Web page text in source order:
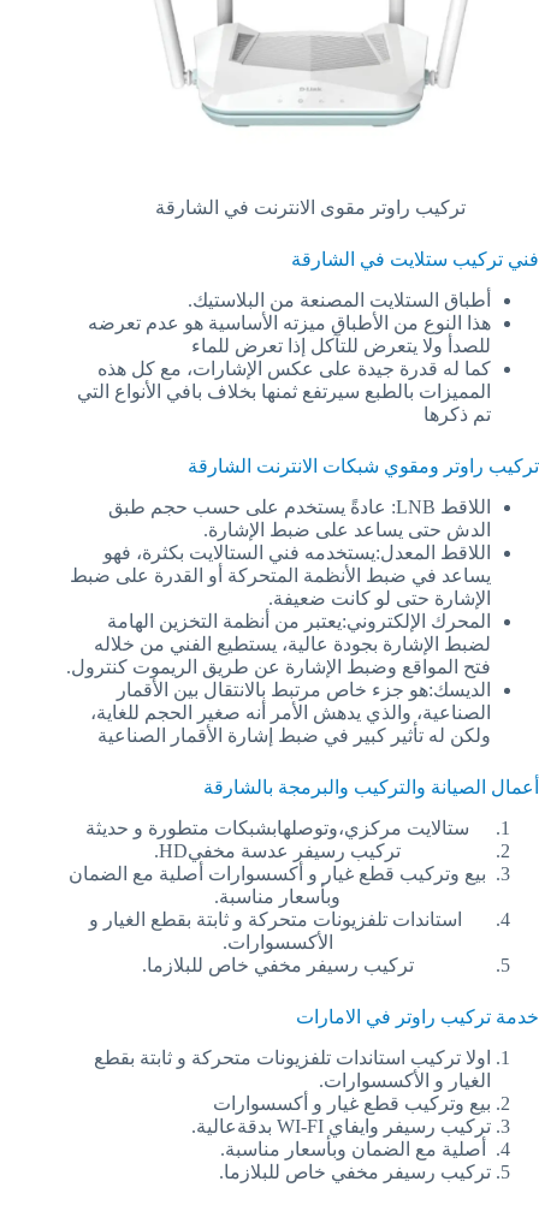
تركيب راوتر مقوى الانترنت في الشارقة
فني تركيب ستلايت في الشارقة
أطباق الستلايت المصنعة من البلاستيك.
هذا النوع من الأطباق ميزته الأساسية هو عدم تعرضه
للصدأ ولا يتعرض للتآكل إذا تعرض للماء
كما له قدرة جيدة على عكس الإشارات، مع كل هذه
المميزات بالطبع سيرتفع ثمنها بخلاف بافي الأنواع التي
تم ذكرها
تركيب راوتر ومقوي شبكات الانترنت الشارقة
اللاقط LNB: عادةً يستخدم على حسب حجم طبق
الدش حتى يساعد على ضبط الإشارة.
اللاقط المعدل:يستخدمه فني الستالايت بكثرة، فهو
يساعد في ضبط الأنظمة المتحركة أو القدرة على ضبط
الإشارة حتى لو كانت ضعيفة.
المحرك الإلكتروني:يعتبر من أنظمة التخزين الهامة
لضبط الإشارة بجودة عالية، يستطيع الفني من خلاله
فتح المواقع وضبط الإشارة عن طريق الريموت كنترول.
الديسك:هو جزء خاص مرتبط بالانتقال بين الأقمار
الصناعية، والذي يدهش الأمر أنه صغير الحجم للغاية،
ولكن له تأثير كبير في ضبط إشارة الأقمار الصناعية
أعمال الصيانة والتركيب والبرمجة بالشارقة
ستالايت مركزي،وتوصلهابشبكات متطورة و حديثة
تركيب رسيفر عدسة مخفيHD.
بيع وتركيب قطع غيار و أكسسوارات أصلية مع الضمان
وبأسعار مناسبة.
استاندات تلفزيونات متحركة و ثابتة بقطع الغيار و
الأكسسوارات.
تركيب رسيفر مخفي خاص للبلازما.
خدمة تركيب راوتر في الامارات
اولا تركيب استاندات تلفزيونات متحركة و ثابتة بقطع
الغيار و الأكسسوارات.
بيع وتركيب قطع غيار و أكسسوارات
تركيب رسيفر وايفاي WI-FI بدقةعالية.
أصلية مع الضمان وبأسعار مناسبة.
تركيب رسيفر مخفي خاص للبلازما.